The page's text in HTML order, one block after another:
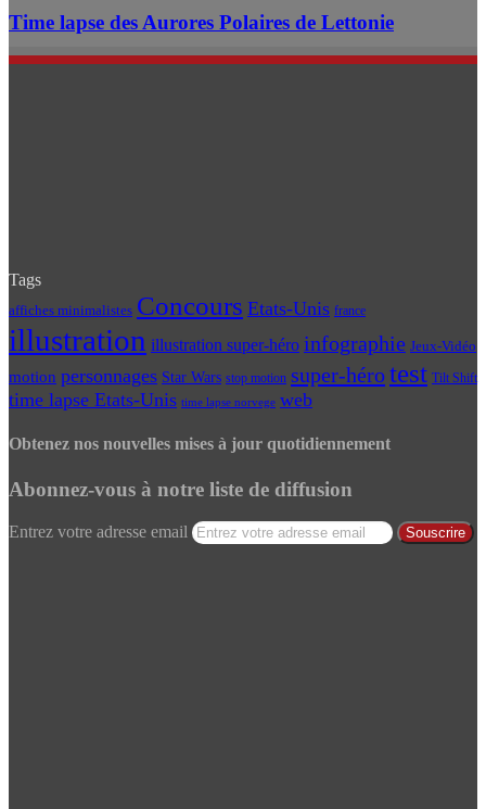
Time lapse des Aurores Polaires de Lettonie
Tags
affiches minimalistes Concours Etats-Unis france
illustration illustration super-héro infographie Jeux-Vidéo
motion personnages Star Wars stop motion super-hérotest Tilt Shift
time lapse Etats-Unis time lapse norvege web
Obtenez nos nouvelles mises à jour quotidiennement
Abonnez-vous à notre liste de diffusion
Entrez votre adresse email